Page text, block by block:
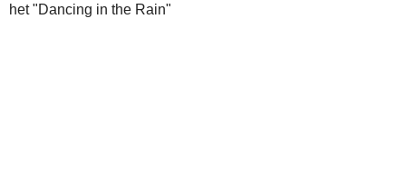
het "Dancing in the Rain"